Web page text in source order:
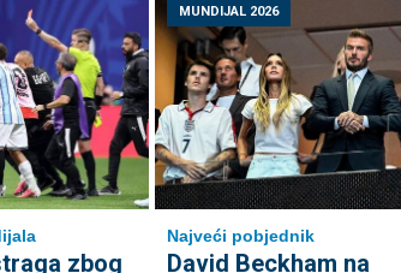
zbog
MUNDIJAL 2026
Najveći pobjednik
David Beckham na